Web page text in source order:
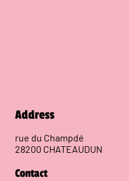
Address
rue du Champdé
28200 CHATEAUDUN
Contact